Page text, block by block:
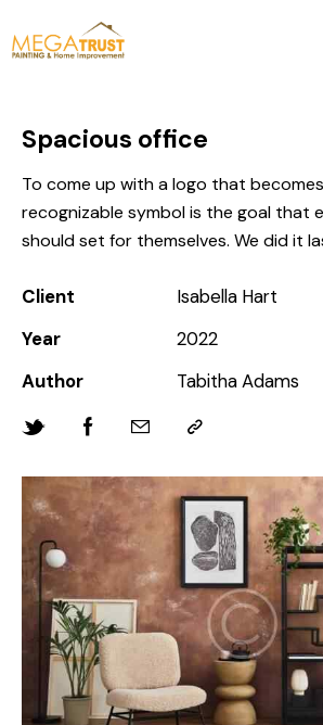
Spacious office
To come up with a logo that
recognizable symbol is the goal that
should set for themselves. We did it
Client
Isabella Hart
Year
2022
Author
Tabitha Adams